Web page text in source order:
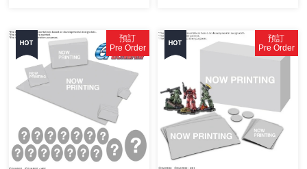
預訂
Pre Order
預訂
Pre Order